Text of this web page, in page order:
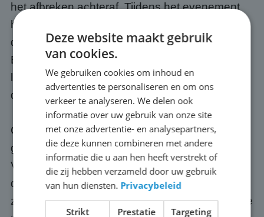
het afbreken achteraf. Tijdens het evenement
hoef jij je geen moment zorgen te maken over
de techniek, dat is onze verantwoordelijkheid.
Bovendien weten we precies wat we moeten
leveren voor tien mensen, tienduizend én alles
daartussenin.
Optioneel regelen we ook een passende
geluidsinstallatie, zodat jouw publiek in
Veenendaal ook het commentaar, de muziek of
de presentatie goed meekrijgt. Onze schermen
zijn altijd up-to-date: we investeren continu in de
Deze website maakt gebruik
van cookies.
We gebruiken cookies om inhoud en
advertenties te personaliseren en om ons
verkeer te analyseren. We delen ook
informatie over uw gebruik van onze site
met onze advertentie- en analysepartners,
die deze kunnen combineren met andere
informatie die u aan hen heeft verstrekt of
die zij hebben verzameld door uw gebruik
van hun diensten. Privacybeleid
Strikt
Prestatie Targeting